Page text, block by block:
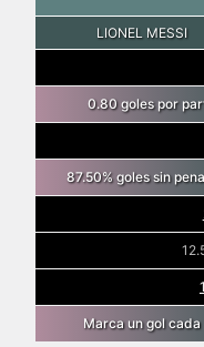
LIONEL MESSI
0.80 goles por
87.50% goles sin
Marca un gol cada